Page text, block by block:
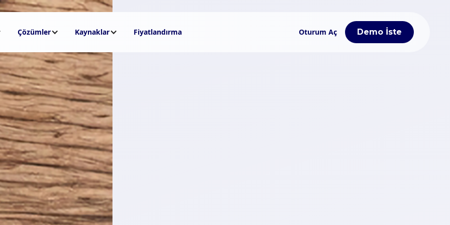
Çözümler Kaynaklar Fiyatlandırma Oturum Aç Demo İste